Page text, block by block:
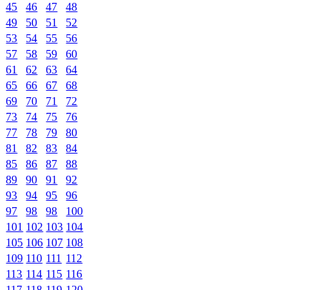
45
46 47
48
49
50 51
52
53
54 55
56
57
58 59
60
61
62 63
64
65
66 67
68
69
70 71
72
73
74 75
76
77
78 79
80
81
82 83
84
85
86 87
88
89
90 91
92
93
94 95
96
97
98 98
100
101 102 103 104
105 106 107 108
109 110 111 112
113 114 115 116